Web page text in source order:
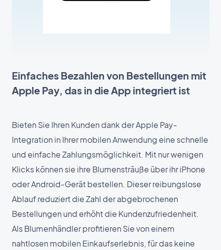
Einfaches Bezahlen von Bestellungen mit
Apple Pay, das in die App integriert ist
Bieten Sie Ihren Kunden dank der Apple Pay-
Integration in Ihrer mobilen Anwendung eine schnelle
und einfache Zahlungsmöglichkeit. Mit nur wenigen
Klicks können sie ihre Blumensträuße über ihr iPhone
oder Android-Gerät bestellen. Dieser reibungslose
Ablauf reduziert die Zahl der abgebrochenen
Bestellungen und erhöht die Kundenzufriedenheit.
Als Blumenhändler profitieren Sie von einem
nahtlosen mobilen Einkaufserlebnis, für das keine